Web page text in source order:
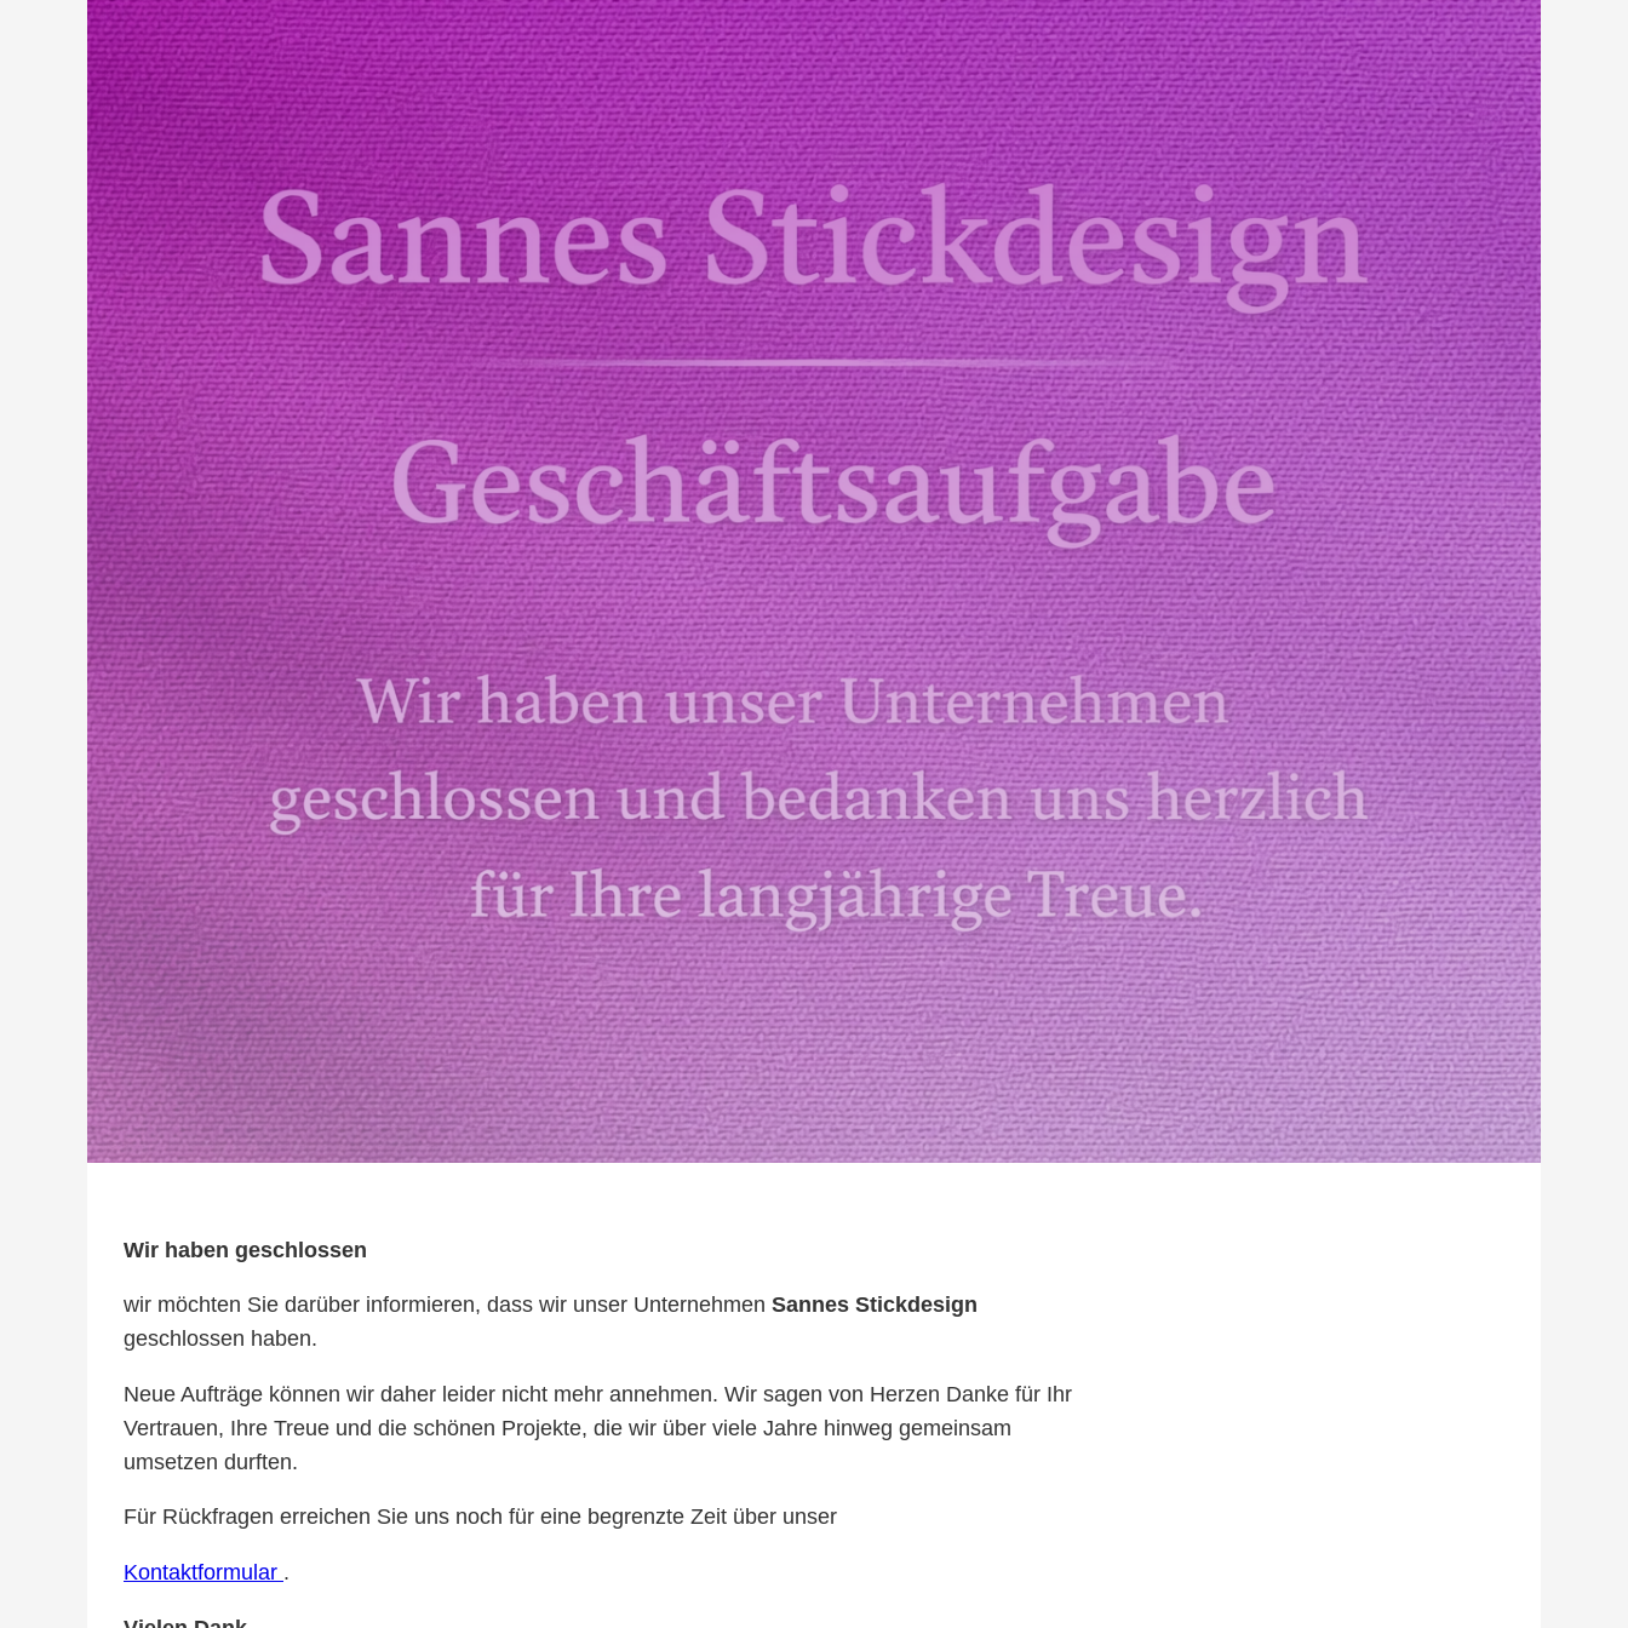
Wir haben geschlossen
wir möchten Sie darüber informieren, dass wir unser Unternehmen Sannes Stickdesign
geschlossen haben.
Neue Aufträge können wir daher leider nicht mehr annehmen. Wir sagen von Herzen Danke für Ihr
Vertrauen, Ihre Treue und die schönen Projekte, die wir über viele Jahre hinweg gemeinsam
umsetzen durften.
Für Rückfragen erreichen Sie uns noch für eine begrenzte Zeit über unser
Kontaktformular .